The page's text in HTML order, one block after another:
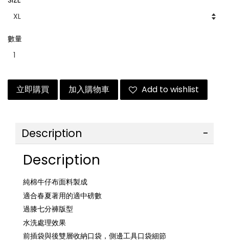
數量
立即購買 加入購物車 Add to wishlist
Description
Description
純棉牛仔布面料製成
適合春夏著用的適中磅數
過膝七分褲版型
水洗處理效果
前插袋與後雙層收納口袋，側邊工具口袋細節